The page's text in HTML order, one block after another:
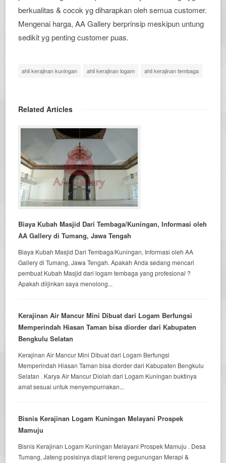
berkualitas & cocok yg diharapkan oleh semua customer.
Mengenai harga, AA Gallery berprinsip meskipun untung
sedikit yg penting customer puas.
ahli kerajinan kuningan ahli kerajinan logam ahli kerajinan tembaga
Related Articles
Biaya Kubah Masjid Dari Tembaga/Kuningan, Informasi oleh
AA Gallery di Tumang, Jawa Tengah
Biaya Kubah Masjid Dari Tembaga/Kuningan, Informasi oleh AA
Gallery di Tumang, Jawa Tengah. Apakah Anda sedang mencari
pembuat Kubah Masjid dari logam tembaga yang profesional ?
Apakah diijinkan saya menolong...
Kerajinan Air Mancur Mini Dibuat dari Logam Berfungsi
Memperindah Hiasan Taman bisa diorder dari Kabupaten
Bengkulu Selatan
Kerajinan Air Mancur Mini Dibuat dari Logam Berfungsi
Memperindah Hiasan Taman bisa diorder dari Kabupaten Bengkulu
Selatan . Karya Air Mancur Diolah dari Logam Kuningan buktinya
amat sesuai untuk menyempurnakan...
Bisnis Kerajinan Logam Kuningan Melayani Prospek
Mamuju
Bisnis Kerajinan Logam Kuningan Melayani Prospek Mamuju . Desa
Tumang, Jateng posisinya diapit lereng pegunungan Merapi &